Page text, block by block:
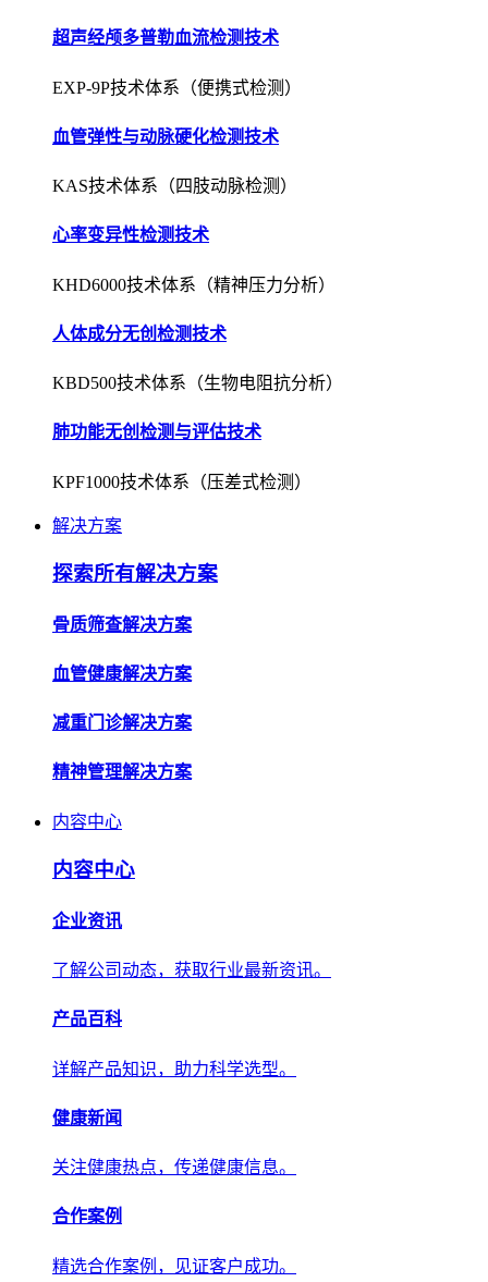
超声经颅多普勒血流检测技术
EXP-9P技术体系（便携式检测）
血管弹性与动脉硬化检测技术
KAS技术体系（四肢动脉检测）
心率变异性检测技术
KHD6000技术体系（精神压力分析）
人体成分无创检测技术
KBD500技术体系（生物电阻抗分析）
肺功能无创检测与评估技术
KPF1000技术体系（压差式检测）
解决方案
探索所有解决方案
骨质筛查解决方案
血管健康解决方案
减重门诊解决方案
精神管理解决方案
内容中心
内容中心
企业资讯
了解公司动态，获取行业最新资讯。
产品百科
详解产品知识，助力科学选型。
健康新闻
关注健康热点，传递健康信息。
合作案例
精选合作案例，见证客户成功。